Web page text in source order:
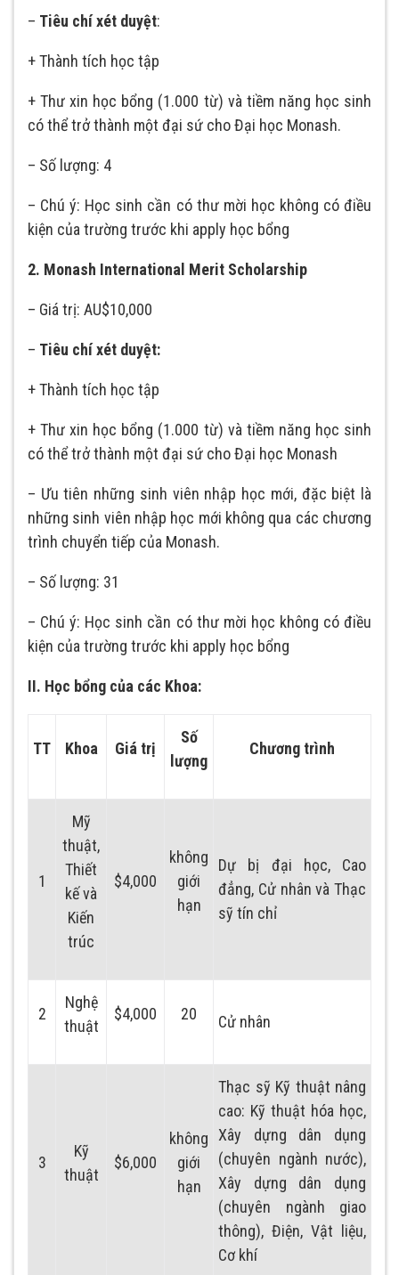
– Tiêu chí xét duyệt:
+ Thành tích học tập
+ Thư xin học bổng (1.000 từ) và tiềm năng học sinh
có thể trở thành một đại sứ cho Đại học Monash.
– Số lượng: 4
– Chú ý: Học sinh cần có thư mời học không có điều
kiện của trường trước khi apply học bổng
2. Monash International Merit Scholarship
– Giá trị: AU$10,000
– Tiêu chí xét duyệt:
+ Thành tích học tập
+ Thư xin học bổng (1.000 từ) và tiềm năng học sinh
có thể trở thành một đại sứ cho Đại học Monash
– Ưu tiên những sinh viên nhập học mới, đặc biệt là
những sinh viên nhập học mới không qua các chương
trình chuyển tiếp của Monash.
– Số lượng: 31
– Chú ý: Học sinh cần có thư mời học không có điều
kiện của trường trước khi apply học bổng
II. Học bổng của các Khoa:
TT Khoa Giá trị
Số
lượng
Chương trình
1
Mỹ
thuật,
Thiết
kế và
Kiến
trúc
$4,000
không
giới
hạn
Dự bị đại học, Cao
đẳng, Cử nhân và Thạc
sỹ tín chỉ
2
Nghệ
thuật
$4,000 20 Cử nhân
3
Kỹ
thuật
$6,000
không
giới
hạn
Thạc sỹ Kỹ thuật nâng
cao: Kỹ thuật hóa học,
Xây dựng dân dụng
(chuyên ngành nước),
Xây dựng dân dụng
(chuyên ngành giao
thông), Điện, Vật liệu,
Cơ khí